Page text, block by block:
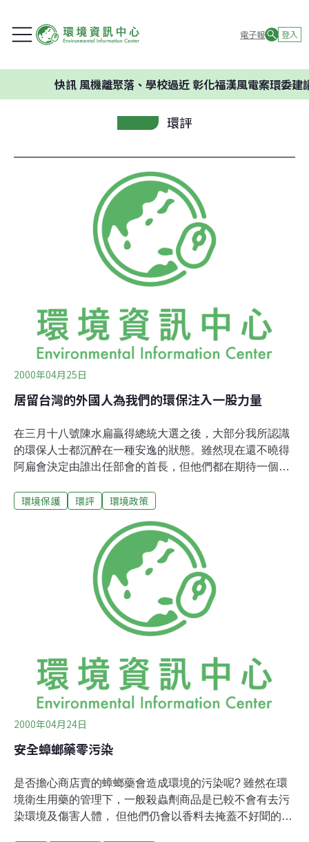
電子報 登入
風機離聚落、學校過近 彰化福漢風電案環委建議不應
環評
2000年04月25日
居留台灣的外國人為我們的環保注入一股力量
在三月十八號陳水扁贏得總統大選之後，大部分我所認識
的環保人士都沉醉在一種安逸的狀態。雖然現在還不曉得
阿扁會決定由誰出任部會的首長，但他們都在期待一個與
我們這些活躍份子應該舉辦活動以顯示我們的政黨活力。
幾人聚集在台電大樓(Taipower Building)對面的綠黨台灣
辦公室(Green Party Taiwan office)。我的目的是要讓更多
住在台灣的外國人能與這裡的議題及活躍份子連結起來。
我們需要讓改革的動力不斷地延續下去。 環境保護逐漸地
成為國際性的議題，尤其是在全球溫暖化、毒性物質增加
及生物多樣性受到重視之後更是如此。環保人士就像是來
自全球各地不同文化的旅行者彼此之間交換訊息與經驗，
黨舉辦的活動吸引了不同國家的人來參加可看出台灣與
環境保護 環評 環境政策
2000年04月24日
安全蟑螂藥零污染
是否擔心商店賣的蟑螂藥會造成環境的污染呢? 雖然在環
境衛生用藥的管理下，一般殺蟲劑商品是已較不會有去污
染環境及傷害人體， 但他們仍會以香料去掩蓋不好聞的藥